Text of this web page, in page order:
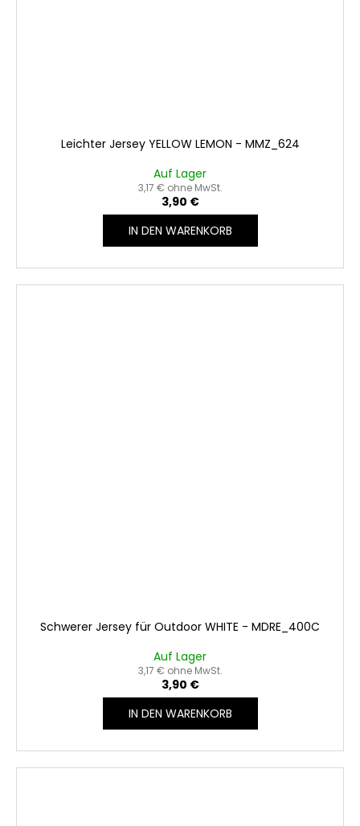
Leichter Jersey YELLOW LEMON - MMZ_624
Auf Lager
3,17 € ohne MwSt.
3,90 €
IN DEN WARENKORB
Schwerer Jersey für Outdoor WHITE - MDRE_400C
Auf Lager
3,17 € ohne MwSt.
3,90 €
IN DEN WARENKORB